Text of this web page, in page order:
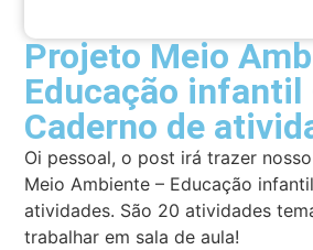
Projeto Meio
Educação infantil
Caderno de
Oi pessoal, o post irá trazer
Meio Ambiente – Educação
atividades. São 20 atividades
trabalhar em sala de aula!